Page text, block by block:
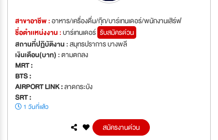
สาขาอาชีพ :อาหาร/เครื่องดื่ม/กุ๊ก/บาร์เทนเดอร์/พนักงานเสิร์ฟ
ชื่อตำเเหน่งงาน :บาร์เทนเดอร์ รับสมัครด่วน
สถานที่ปฏิบัติงาน :สมุทรปราการ บางพลี
เงินเดือน(บาท) :ตามตกลง
MRT :
BTS :
AIRPORT LINK :ลาดกระบัง
SRT :
1 วันที่แล้ว
สมัครงานด่วน